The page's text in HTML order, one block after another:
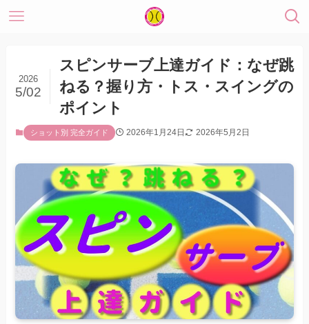
スピンサーブ上達ガイド：なぜ跳
ねる？握り方・トス・スイングの
ポイント
2026
5/02
ショット別 完全ガイド 2026年1月24日 2026年5月2日